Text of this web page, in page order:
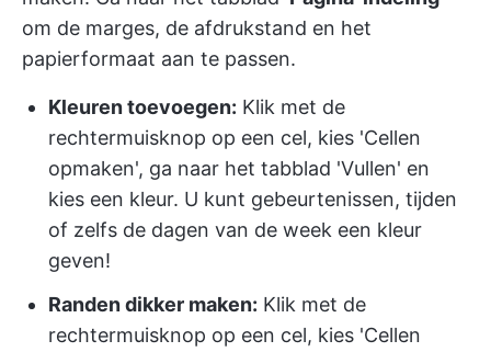
om de marges, de afdrukstand en het
papierformaat aan te passen.
Kleuren toevoegen: Klik met de
rechtermuisknop op een cel, kies 'Cellen
opmaken', ga naar het tabblad 'Vullen' en
kies een kleur. U kunt gebeurtenissen, tijden
of zelfs de dagen van de week een kleur
geven!
Randen dikker maken: Klik met de
rechtermuisknop op een cel, kies 'Cellen